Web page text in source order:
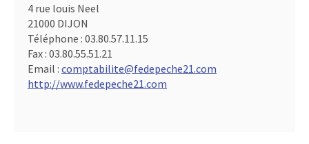
4 rue louis Neel
21000 DIJON
Téléphone : 03.80.57.11.15
Fax : 03.80.55.51.21
Email : comptabilite@fedepeche21.com
http://www.fedepeche21.com